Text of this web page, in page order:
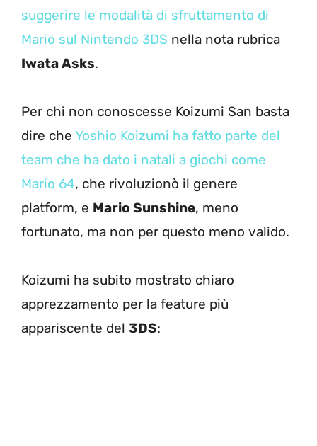
suggerire le modalità di sfruttamento di
Mario sul Nintendo 3DS nella nota rubrica
Iwata Asks.
Per chi non conoscesse Koizumi San basta
dire che Yoshio Koizumi ha fatto parte del
team che ha dato i natali a giochi come
Mario 64, che rivoluzionò il genere
platform, e Mario Sunshine, meno
fortunato, ma non per questo meno valido.
Koizumi ha subito mostrato chiaro
apprezzamento per la feature più
appariscente del 3DS: